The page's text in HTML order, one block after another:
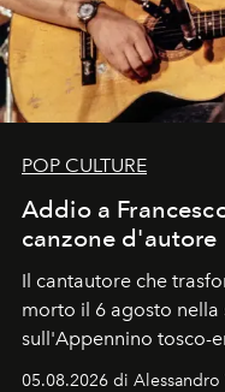
POP CULTURE
Addio a
canzone d'autore
Il cantautore che
morto il 6 agosto nella
sull'Appennino tosco-
05.08.2026 di Alessandro